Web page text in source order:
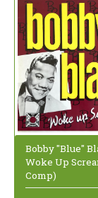
Bobby "Blue"
Woke Up
Comp)